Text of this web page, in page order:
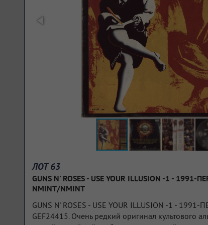
ЛОТ 63
GUNS N' ROSES - USE YOUR ILLUSION -1 - 1991-
NMINT/NMINT
GUNS N' ROSES - USE YOUR ILLUSION -1 -
GEF24415. Очень редкий оригинал культового